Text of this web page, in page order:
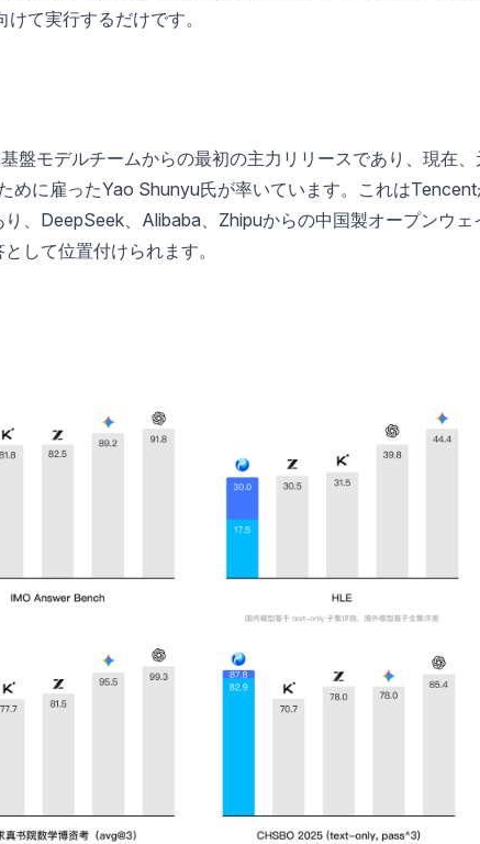
て実行するだけです。
盤モデルチームからの最初の主力リリースであり、現在、
めに雇ったYao Shunyu氏が率いています。これは
、DeepSeek、Alibaba、Zhipuからの中国製オープンウェ
して位置付けられます。